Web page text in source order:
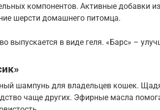
компонентов. Активные добавки
шерсти домашнего питомца.
выпускается в виде геля. «Барс» –
шампунь для владельцев кошек.
чаще других. Эфирные масла